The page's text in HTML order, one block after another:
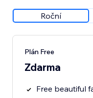
Roční
Plán Free
Zdarma
Free beautiful